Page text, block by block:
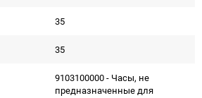
35
35
9103100000 - Часы, не
предназначенные для